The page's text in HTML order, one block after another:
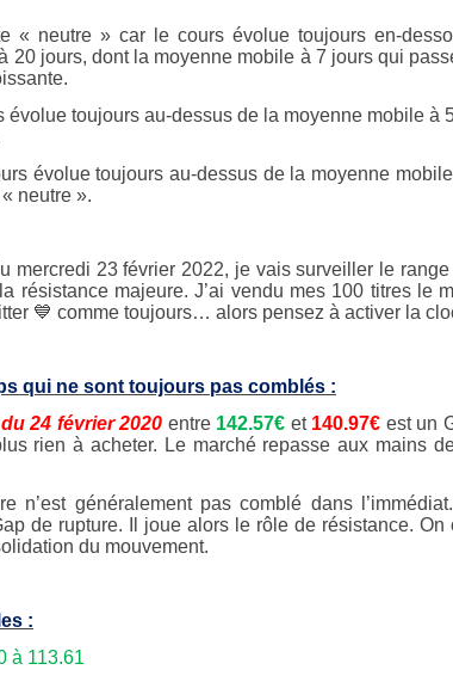
« neutre » car le cours évolue toujours en-
20 jours, dont la moyenne mobile à 7 jours qui
évolue toujours au-dessus de la moyenne mobile
évolue toujours au-dessus de la moyenne
neutre ».
mercredi 23 février 2022, je vais surveiller le
résistance majeure. J’ai vendu mes 100 titres
💙 comme toujours… alors pensez à activer la
qui ne sont toujours pas comblés :
24 février 2020 entre 142.57€ et 140.97€ est un
rien à acheter. Le marché repasse aux mains
n’est généralement pas comblé dans
de rupture. Il joue alors le rôle de résistance.
du mouvement.
:
à 113.61